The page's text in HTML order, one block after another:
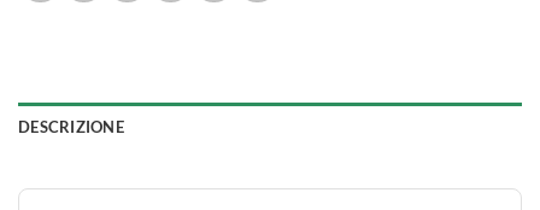
DESCRIZIONE